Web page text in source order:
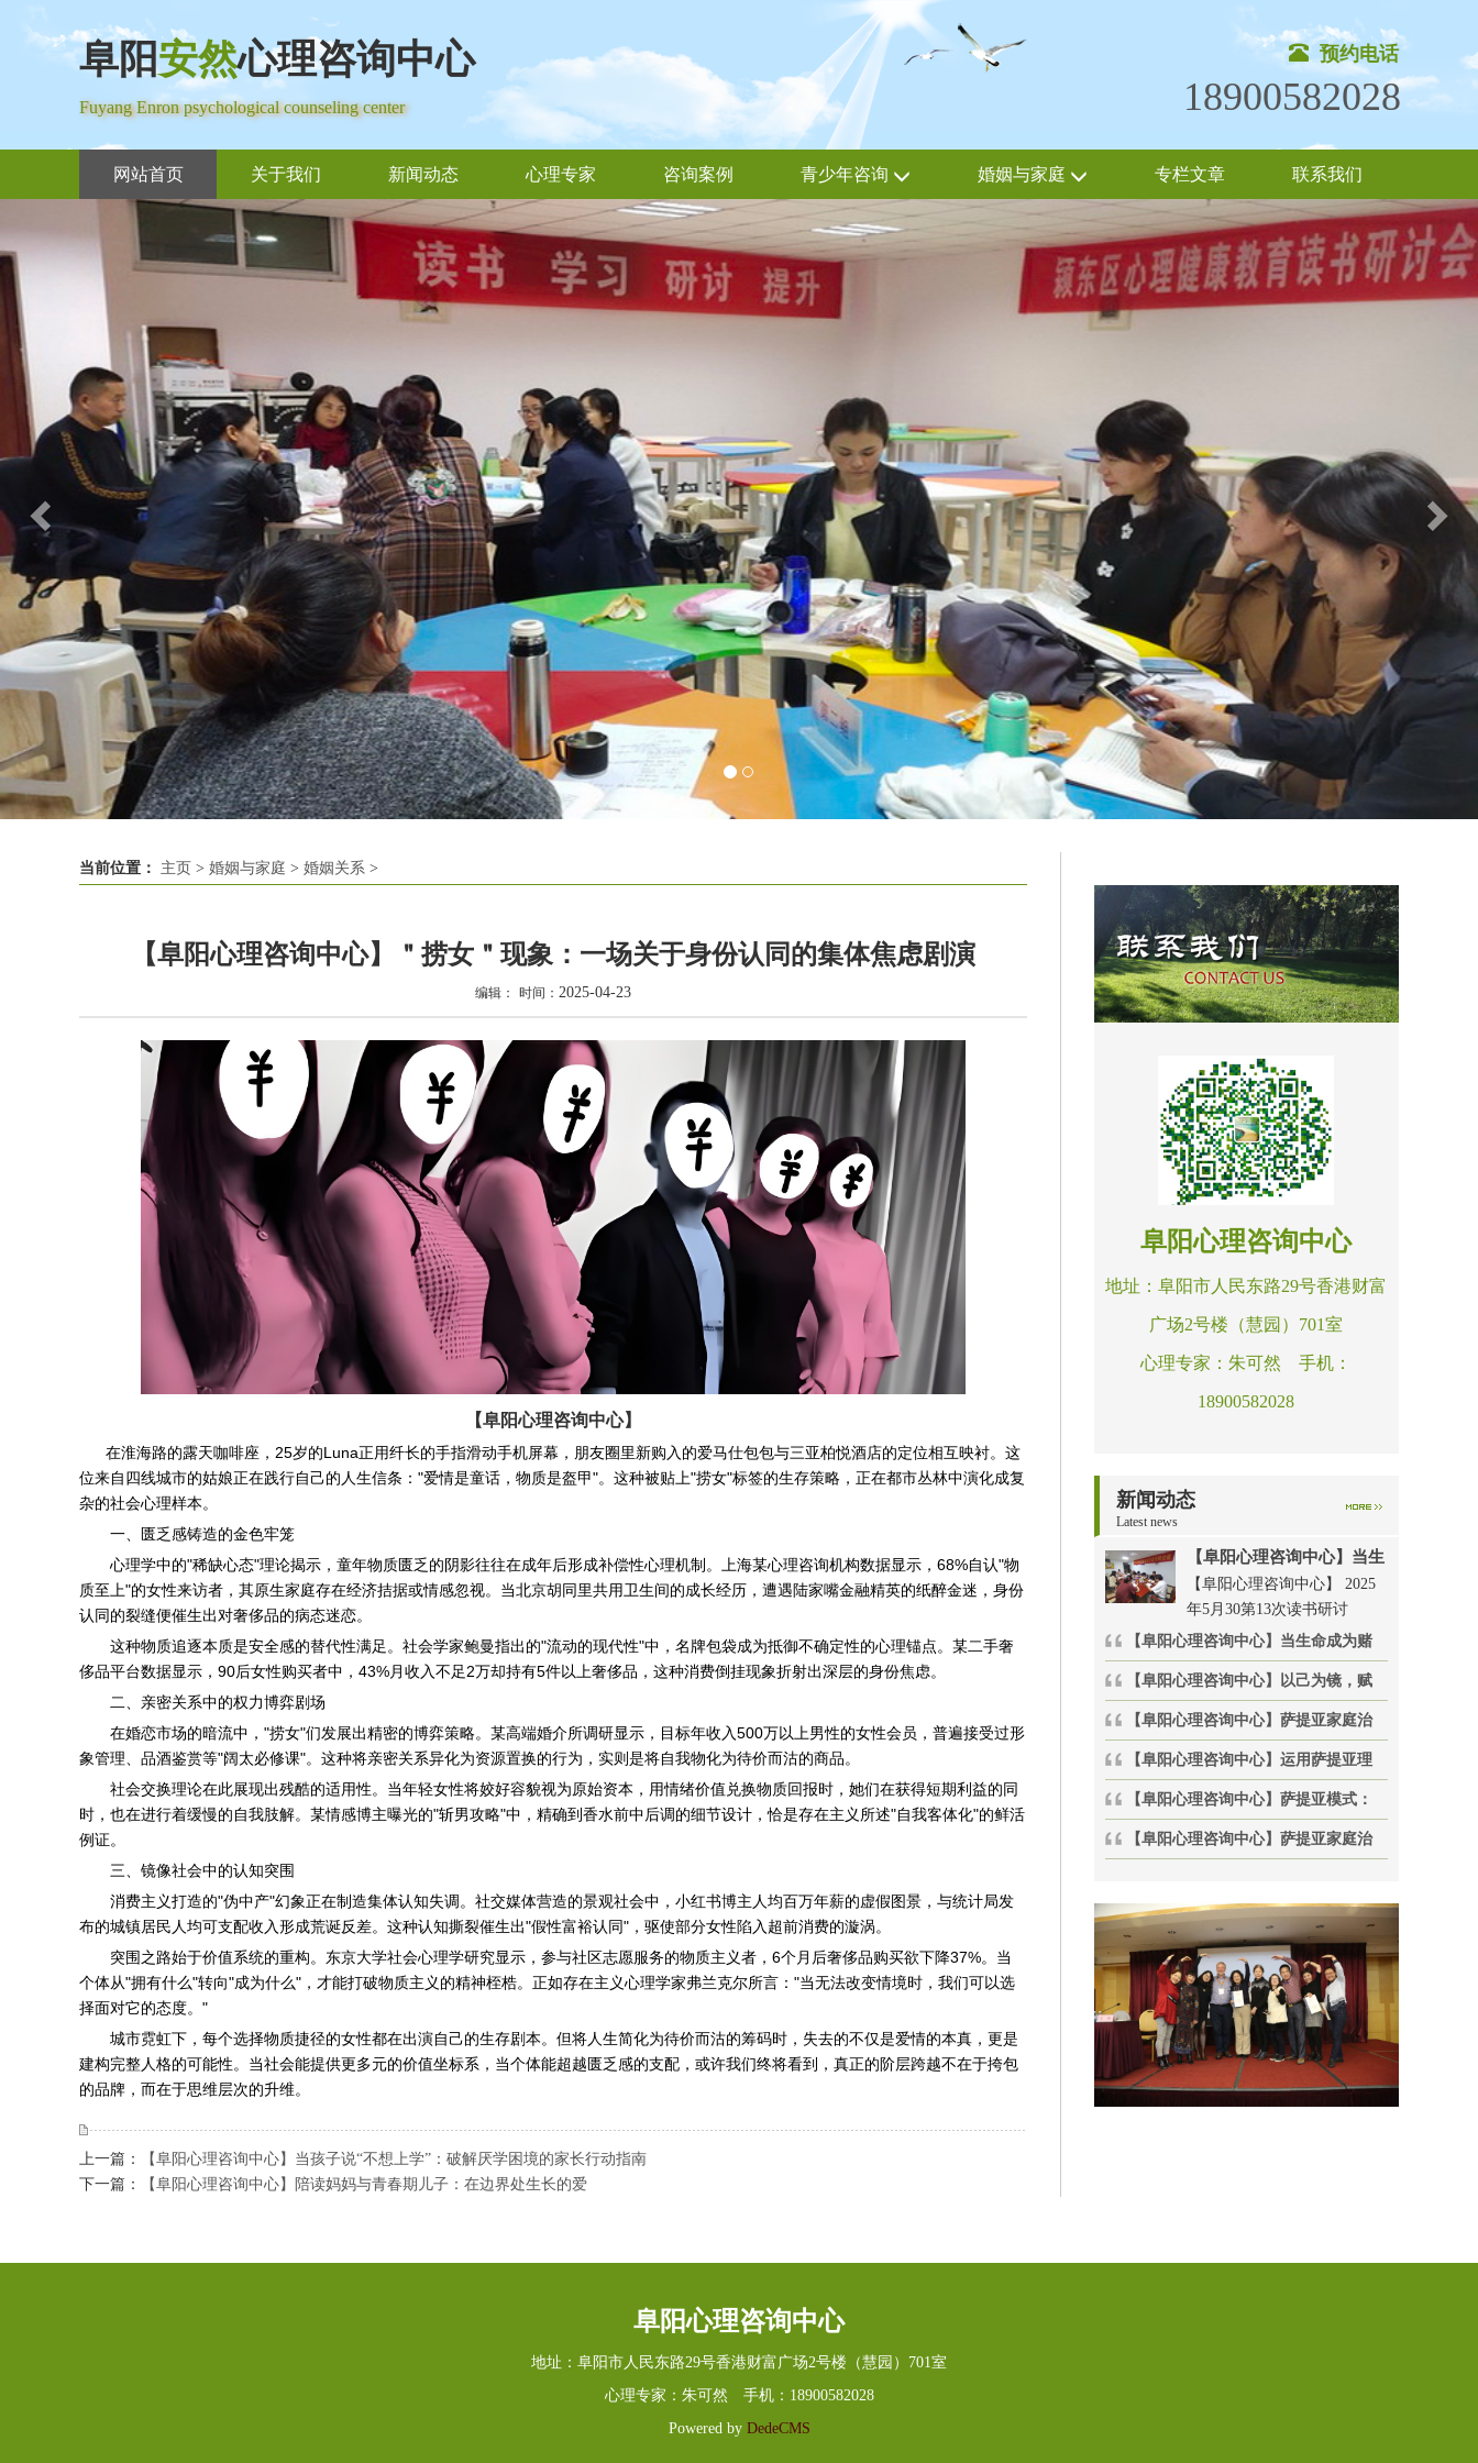
阜阳安然心理咨询中心
Fuyang Enron psychological counseling center
预约电话
18900582028
网站首页 关于我们 新闻动态 心理专家 咨询案例 青少年咨询 婚姻与家庭 专栏文章 联系我们
当前位置： 主页 > 婚姻与家庭 > 婚姻关系 >
【阜阳心理咨询中心】＂捞女＂现象：一场关于身份认同的集体焦虑剧演
编辑： 时间： 2025-04-23
【阜阳心理咨询中心】
在淮海路的露天咖啡座，25岁的Luna正用纤长的手指滑动手机屏幕，朋友圈里新购入的爱马仕包包与三亚柏悦酒店的定位相互映衬。这
位来自四线城市的姑娘正在践行自己的人生信条："爱情是童话，物质是盔甲"。这种被贴上"捞女"标签的生存策略，正在都市丛林中演化成复
杂的社会心理样本。
一、匮乏感铸造的金色牢笼
心理学中的"稀缺心态"理论揭示，童年物质匮乏的阴影往往在成年后形成补偿性心理机制。上海某心理咨询机构数据显示，68%自认"物
质至上"的女性来访者，其原生家庭存在经济拮据或情感忽视。当北京胡同里共用卫生间的成长经历，遭遇陆家嘴金融精英的纸醉金迷，身份
认同的裂缝便催生出对奢侈品的病态迷恋。
这种物质追逐本质是安全感的替代性满足。社会学家鲍曼指出的"流动的现代性"中，名牌包袋成为抵御不确定性的心理锚点。某二手奢
侈品平台数据显示，90后女性购买者中，43%月收入不足2万却持有5件以上奢侈品，这种消费倒挂现象折射出深层的身份焦虑。
二、亲密关系中的权力博弈剧场
在婚恋市场的暗流中，"捞女"们发展出精密的博弈策略。某高端婚介所调研显示，目标年收入500万以上男性的女性会员，普遍接受过形
象管理、品酒鉴赏等"阔太必修课"。这种将亲密关系异化为资源置换的行为，实则是将自我物化为待价而沽的商品。
社会交换理论在此展现出残酷的适用性。当年轻女性将姣好容貌视为原始资本，用情绪价值兑换物质回报时，她们在获得短期利益的同
时，也在进行着缓慢的自我肢解。某情感博主曝光的"斩男攻略"中，精确到香水前中后调的细节设计，恰是存在主义所述"自我客体化"的鲜活
例证。
三、镜像社会中的认知突围
消费主义打造的"伪中产"幻象正在制造集体认知失调。社交媒体营造的景观社会中，小红书博主人均百万年薪的虚假图景，与统计局发
布的城镇居民人均可支配收入形成荒诞反差。这种认知撕裂催生出"假性富裕认同"，驱使部分女性陷入超前消费的漩涡。
突围之路始于价值系统的重构。东京大学社会心理学研究显示，参与社区志愿服务的物质主义者，6个月后奢侈品购买欲下降37%。当
个体从"拥有什么"转向"成为什么"，才能打破物质主义的精神桎梏。正如存在主义心理学家弗兰克尔所言："当无法改变情境时，我们可以选
择面对它的态度。"
城市霓虹下，每个选择物质捷径的女性都在出演自己的生存剧本。但将人生简化为待价而沽的筹码时，失去的不仅是爱情的本真，更是
建构完整人格的可能性。当社会能提供更多元的价值坐标系，当个体能超越匮乏感的支配，或许我们终将看到，真正的阶层跨越不在于挎包
的品牌，而在于思维层次的升维。
上一篇：
【阜阳心理咨询中心】当孩子说“不想上学”：破解厌学困境的家长行动指南
下一篇：
【阜阳心理咨询中心】陪读妈妈与青春期儿子：在边界处生长的爱
阜阳心理咨询中心
地址：阜阳市人民东路29号香港财富
广场2号楼（慧园）701室
心理专家：朱可然 手机：
18900582028
新闻动态
Latest news
【阜阳心理咨询中心】当生
【阜阳心理咨询中心】 2025
年5月30第13次读书研讨
【阜阳心理咨询中心】当生命成为赌
【阜阳心理咨询中心】以己为镜，赋
【阜阳心理咨询中心】萨提亚家庭治
【阜阳心理咨询中心】运用萨提亚理
【阜阳心理咨询中心】萨提亚模式：
【阜阳心理咨询中心】萨提亚家庭治
阜阳心理咨询中心
地址：阜阳市人民东路29号香港财富广场2号楼（慧园）701室
心理专家：朱可然 手机：18900582028
Powered byDedeCMS